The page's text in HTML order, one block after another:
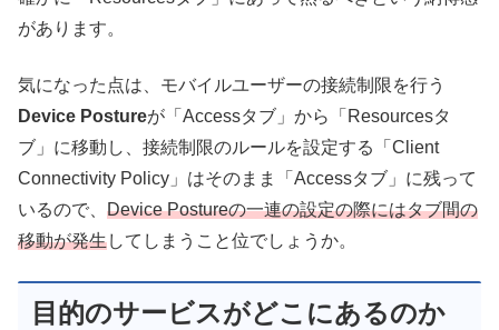
があります。
気になった点は、モバイルユーザーの接続制限を行う
Device Postureが「Accessタブ」から「Resourcesタ
ブ」に移動し、接続制限のルールを設定する「Client
Connectivity Policy」はそのまま「Accessタブ」に残って
いるので、 Device Postureの一連の設定の際にはタブ間の
移動が発生してしまうこと位でしょうか。
目的のサービスがどこにあるのか